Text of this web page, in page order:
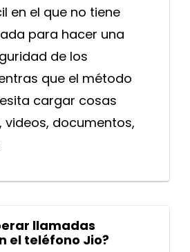
en el que no tiene
para hacer una
de los
que el método
cargar cosas
documentos,
llamadas
el teléfono Jio?